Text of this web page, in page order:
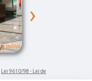
›
Lei 9610/98 - Lei de